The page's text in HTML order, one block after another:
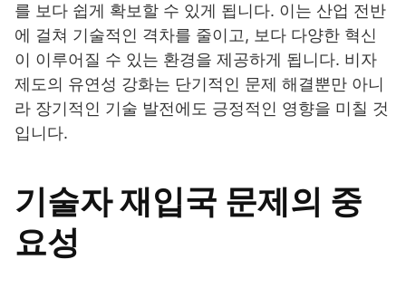
를 보다 쉽게 확보할 수 있게 됩니다. 이는 산업 전반
에 걸쳐 기술적인 격차를 줄이고, 보다 다양한 혁신
이 이루어질 수 있는 환경을 제공하게 됩니다. 비자
제도의 유연성 강화는 단기적인 문제 해결뿐만 아니
라 장기적인 기술 발전에도 긍정적인 영향을 미칠 것
입니다.
기술자 재입국 문제의 중
요성